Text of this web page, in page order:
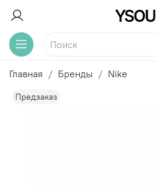
Главная Бренды Nike
Предзаказ